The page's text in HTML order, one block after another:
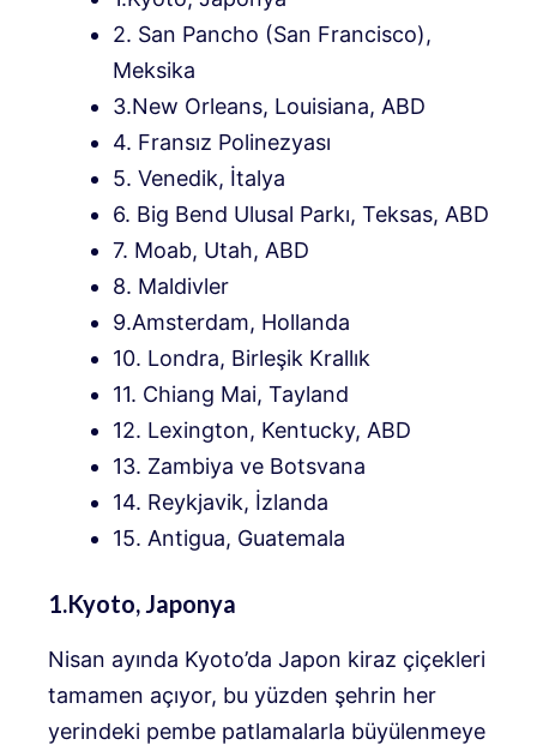
2. San Pancho (San Francisco),
Meksika
3.New Orleans, Louisiana, ABD
4. Fransız Polinezyası
5. Venedik, İtalya
6. Big Bend Ulusal Parkı, Teksas, ABD
7. Moab, Utah, ABD
8. Maldivler
9.Amsterdam, Hollanda
10. Londra, Birleşik Krallık
11. Chiang Mai, Tayland
12. Lexington, Kentucky, ABD
13. Zambiya ve Botsvana
14. Reykjavik, İzlanda
15. Antigua, Guatemala
1.Kyoto, Japonya
Nisan ayında Kyoto’da Japon kiraz çiçekleri
tamamen açıyor, bu yüzden şehrin her
yerindeki pembe patlamalarla büyülenmeye